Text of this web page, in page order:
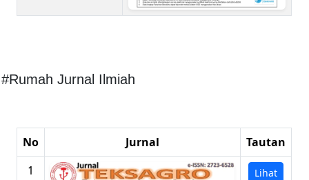
#Rumah Jurnal Ilmiah
No Jurnal
Tautan
1
Lihat